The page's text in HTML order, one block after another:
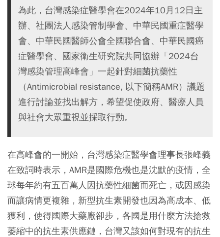
為此，台灣感染症醫學會在2024年10月12日主
辦、社團法人感染管制學會、中華民國重症醫學
會、中華民國醫師公會全國聯合會、中華民國癌
症醫學會、國家衛生研究院共同協辦「2024台
灣感染管理高峰會」一起針對細菌抗藥性
（Antimicrobial resistance, 以下簡稱AMR）議題
進行討論並找出解方，希望促使政府、醫療人員
與社會大眾重視並採取行動。
在高峰會的一開始，台灣感染症醫學會理事長張峰義
在致詞時表示，AMR是國際危機也是沈默的疫情，全
球每年約有五百萬人因抗藥性細菌而死亡，或因感染
而讓病情更複雜，新型抗生素開發也因為高成本、低
獲利，使得國際大藥廠卻步，各國是用什麼方法搶救
萎縮中的抗生素供應鏈，台灣又該如何對現有的抗生